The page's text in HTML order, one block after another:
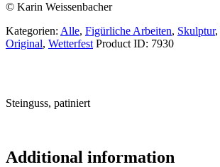
© Karin Weissenbacher
Kategorien: Alle, Figürliche Arbeiten, Skulptur,
Original, Wetterfest Product ID: 7930
Steinguss, patiniert
Additional information